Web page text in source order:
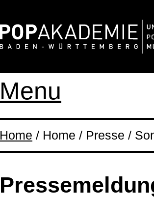
Menu
Home / Home / Presse /